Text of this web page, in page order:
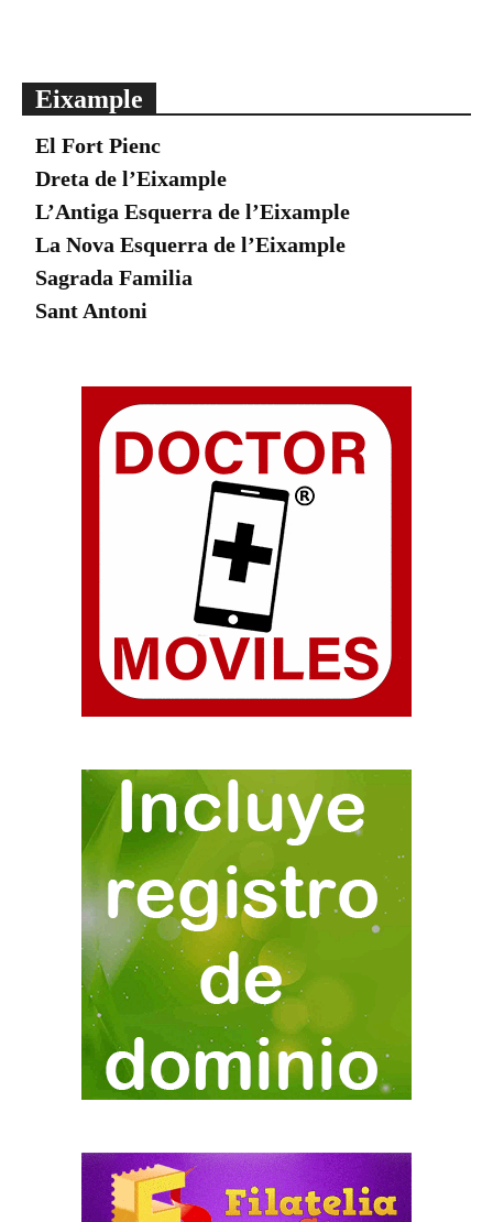
Eixample
El Fort Pienc
Dreta de l’Eixample
L’Antiga Esquerra de l’Eixample
La Nova Esquerra de l’Eixample
Sagrada Familia
Sant Antoni